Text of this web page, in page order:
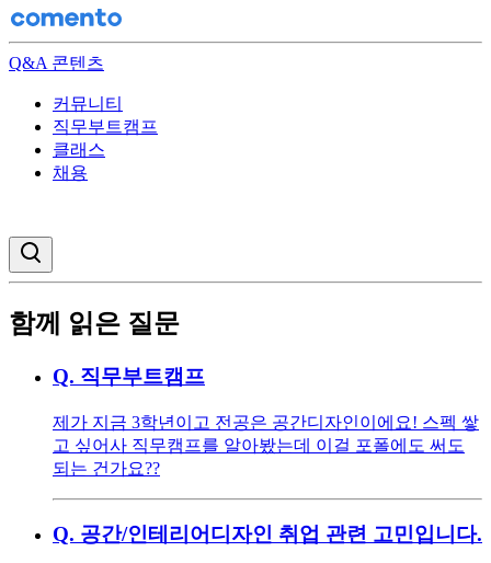
Q&A 콘텐츠
커뮤니티
직무부트캠프
클래스
채용
함께 읽은 질문
Q. 직무부트캠프
제가 지금 3학년이고 전공은 공간디자인이에요! 스펙 쌓
고 싶어사 직무캠프를 알아봤는데 이걸 포폴에도 써도
되는 건가요??
Q. 공간/인테리어디자인 취업 관련 고민입니다.